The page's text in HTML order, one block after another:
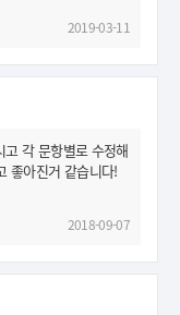
2019-03-11
각 문항별로 수정해
좋아진거 같습니다!
2018-09-07